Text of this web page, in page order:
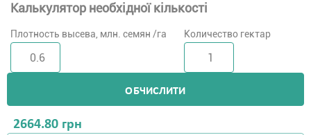
Калькулятор необхідної кількості
Плотность высева, млн. семян /га Количество гектар
ОБЧИСЛИТИ
2664.80 грн